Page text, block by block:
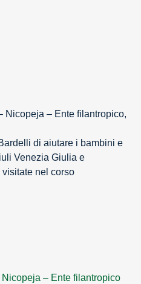
Nicopeja – Ente filantropico,
di aiutare i bambini e
Venezia Giulia e
visitate nel corso
– Ente filantropico